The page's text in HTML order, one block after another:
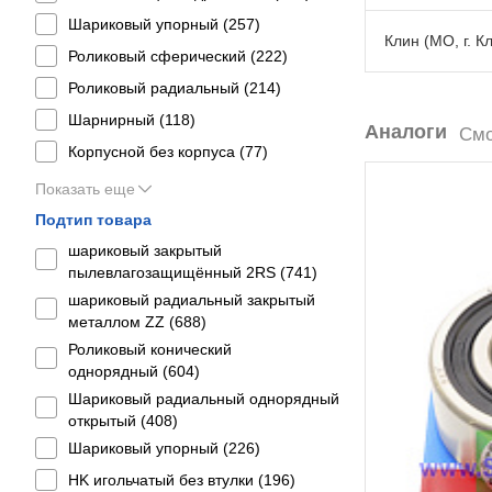
Шариковый упорный (257)
Роликовый сферический (222)
Роликовый радиальный (214)
Шарнирный (118)
Корпусной без корпуса (77)
Показать еще
Подтип товара
шариковый закрытый
пылевлагозащищённый 2RS (741)
шариковый радиальный закрытый
металлом ZZ (688)
Роликовый конический
однорядный (604)
Шариковый радиальный однорядный
открытый (408)
Шариковый упорный (226)
HK игольчатый без втулки (196)
Клин (МО, г.
Аналоги